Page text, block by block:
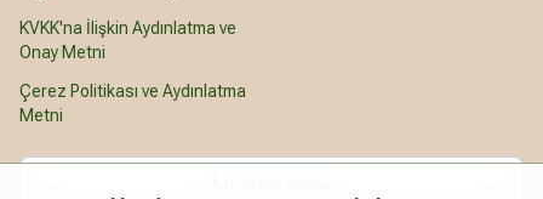
KVKK'na İlişkin Aydınlatma ve
Onay Metni
Çerez Politikası ve Aydınlatma
Metni